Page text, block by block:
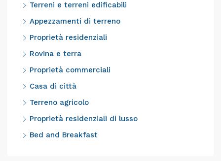
Terreni e terreni edificabili
Appezzamenti di terreno
Proprietà residenziali
Rovina e terra
Proprietà commerciali
Casa di città
Terreno agricolo
Proprietà residenziali di lusso
Bed and Breakfast